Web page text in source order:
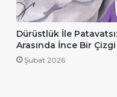
Dürüstlük İle
Arasında İnce Bir Çizgi
Şubat 2026